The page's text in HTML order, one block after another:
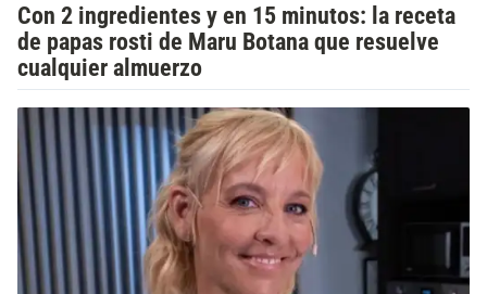
Con 2 ingredientes y en 15 minutos: la receta
de papas rosti de Maru Botana que resuelve
cualquier almuerzo